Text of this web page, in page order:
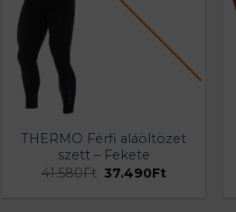
THERMO Férfi aláöltözet
szett – Fekete
41.580Ft Original
37.490FtCurrent